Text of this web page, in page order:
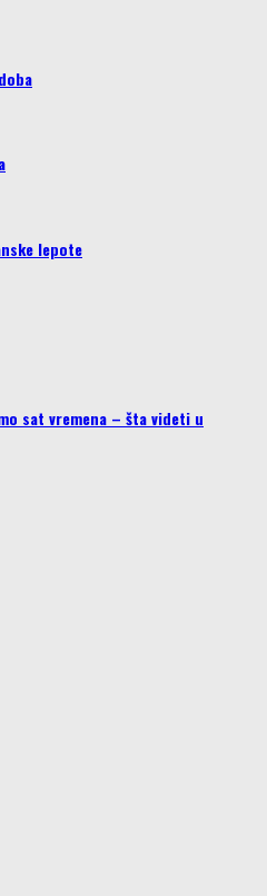
lepote
sat vremena – šta videti u